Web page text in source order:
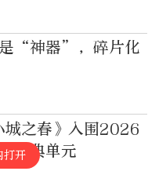
“神器”，碎片化
城之春》入围2026
经典单元
打开